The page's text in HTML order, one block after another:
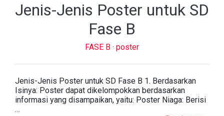
Jenis-Jenis Poster untuk SD
Fase B
FASE B · poster
Jenis-Jenis Poster untuk SD Fase B 1. Berdasarkan
Isinya: Poster dapat dikelompokkan berdasarkan
informasi yang disampaikan, yaitu: Poster Niaga: Berisi
…